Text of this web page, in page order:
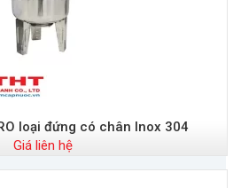
loại đứng có chân Inox 304
Giá liên hệ